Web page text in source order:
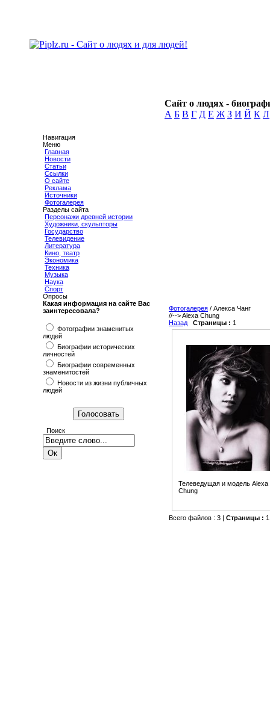
Сайт о людях -
А Б В Г Д Е Ж З И Й К Л
Навигация
Меню
Главная
Новости
Статьи
Ссылки
О сайте
Реклама
Источники
Фотогалерея
Разделы сайта
Персонажи древней истории
Художники, скульпторы
Государство
Телевидение
Литература
Кино, театр
Экономика
Техника
Музыка
Наука
Спорт
Опросы
Какая информация на сайте Вас
заинтересовала?
Фотографии знаменитых
людей
Биографии исторических
личностей
Биографии современных
знаменитостей
Новости из жизни публичных
людей
Поиск
Фотогалерея / Алекса Чанг
//-->Alexa Chung
Назад
Страницы : 1
Телеведущая и модель Alexa
Chung
Всего файлов : 3 | Страницы : 1